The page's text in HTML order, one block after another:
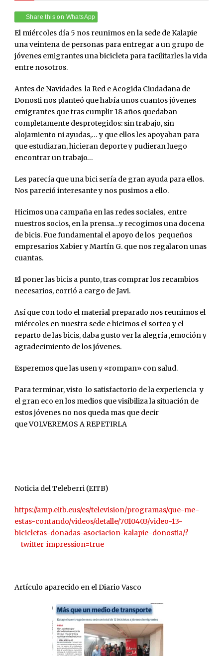
Share this on WhatsApp
El miércoles día 5 nos reunimos en la sede de Kalapie
una veintena de personas para entregar a un grupo de
jóvenes emigrantes una bicicleta para facilitarles la vida
entre nosotros.
Antes de Navidades la Red e Acogida Ciudadana de
Donosti nos planteó que había unos cuantos jóvenes
emigrantes que tras cumplir 18 años quedaban
completamente desprotegidos: sin trabajo, sin
alojamiento ni ayudas,… y que ellos les apoyaban para
que estudiaran, hicieran deporte y pudieran luego
encontrar un trabajo…
Les parecía que una bici sería de gran ayuda para ellos.
Nos pareció interesante y nos pusimos a ello.
Hicimos una campaña en las redes sociales, entre
nuestros socios, en la prensa…y recogimos una docena
de bicis. Fue fundamental el apoyo de los pequeños
empresarios Xabier y Martín G. que nos regalaron unas
cuantas.
El poner las bicis a punto, tras comprar los recambios
necesarios, corrió a cargo de Javi.
Así que con todo el material preparado nos reunimos el
miércoles en nuestra sede e hicimos el sorteo y el
reparto de las bicis, daba gusto ver la alegría ,emoción y
agradecimiento de los jóvenes.
Esperemos que las usen y «rompan» con salud.
Para terminar, visto lo satisfactorio de la experiencia y
el gran eco en los medios que visibiliza la situación de
estos jóvenes no nos queda mas que decir
que VOLVEREMOS A REPETIRLA
Noticia del Teleberri (EITB)
https://amp.eitb.eus/es/television/programas/que-me-
estas-contando/videos/detalle/7010403/video-13-
bicicletas-donadas-asociacion-kalapie-donostia/?
__twitter_impression=true
Artículo aparecido en el Diario Vasco